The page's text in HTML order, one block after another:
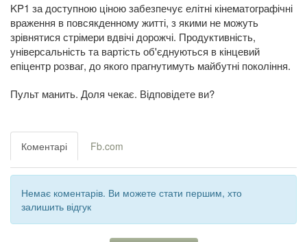
KP1 за доступною ціною забезпечує елітні кінематографічні
враження в повсякденному житті, з якими не можуть
зрівнятися стрімери вдвічі дорожчі. Продуктивність,
універсальність та вартість об'єднуються в кінцевий
епіцентр розваг, до якого прагнутимуть майбутні покоління.
Пульт манить. Доля чекає. Відповідете ви?
Коментарі Fb.com
Немає коментарів. Ви можете стати першим, хто
залишить відгук